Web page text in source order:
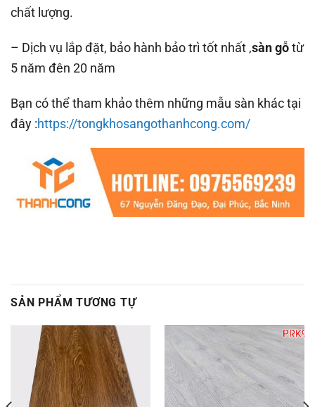
chất lượng.
– Dịch vụ lắp đặt, bảo hành bảo trì tốt nhất ,sàn gỗtừ
5 năm đên 20 năm
Bạn có thể tham khảo thêm những mẫu sàn khác tại
đây :https://tongkhosangothanhcong.com/
SẢN PHẨM TƯƠNG TỰ